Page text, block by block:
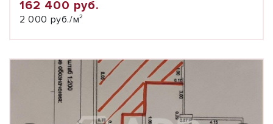
162 400 руб.
2 000 руб./м²